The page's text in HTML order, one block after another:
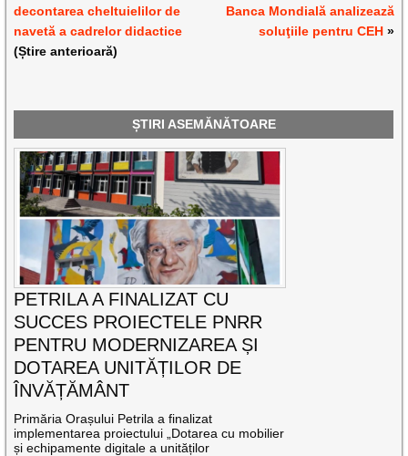
decontarea cheltuielilor de
navetă a cadrelor didactice
(Știre anterioară)
Banca Mondială analizează
soluţiile pentru CEH»
ȘTIRI ASEMĂNĂTOARE
PETRILA A FINALIZAT CU
SUCCES PROIECTELE PNRR
PENTRU MODERNIZAREA ȘI
DOTAREA UNITĂȚILOR DE
ÎNVĂȚĂMÂNT
Primăria Orașului Petrila a finalizat
implementarea proiectului „Dotarea cu mobilier
și echipamente digitale a unităților